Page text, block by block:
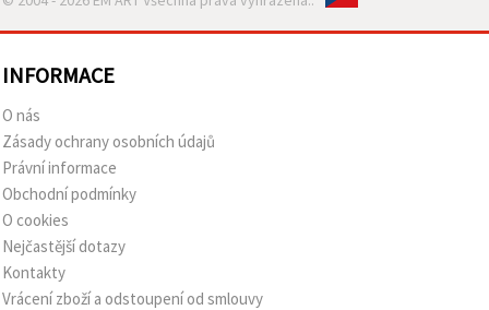
INFORMACE
O nás
Zásady ochrany osobních údajů
Právní informace
Obchodní podmínky
O cookies
Nejčastější dotazy
Kontakty
Vrácení zboží a odstoupení od smlouvy